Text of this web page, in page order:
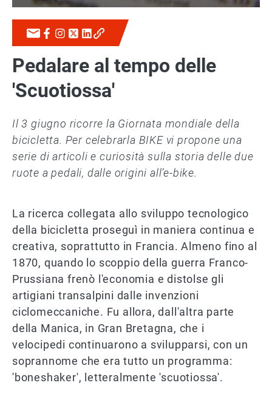
Pedalare al tempo delle
'Scuotiossa'
Il 3 giugno ricorre la Giornata mondiale della
bicicletta. Per celebrarla BIKE vi propone una
serie di articoli e curiosità sulla storia delle due
ruote a pedali, dalle origini all’e-bike.
La ricerca collegata allo sviluppo tecnologico
della bicicletta proseguì in maniera continua e
creativa, soprattutto in Francia. Almeno fino al
1870, quando lo scoppio della guerra Franco-
Prussiana frenò l'economia e distolse gli
artigiani transalpini dalle invenzioni
ciclomeccaniche. Fu allora, dall'altra parte
della Manica, in Gran Bretagna, che i
velocipedi continuarono a svilupparsi, con un
soprannome che era tutto un programma:
'boneshaker', letteralmente 'scuotiossa'.